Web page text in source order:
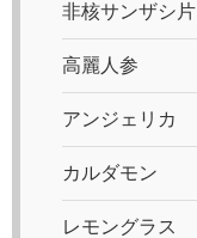
非核サンザシ片
高麗人参
アンジェリカ
カルダモン
レモングラス